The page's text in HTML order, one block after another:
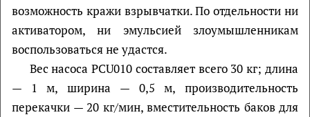
возможность кражи взрывчатки. По отдельности ни
активатором, ни эмульсией злоумышленникам
воспользоваться не удастся.
Вес насоса PCU010 составляет всего 30 кг; длина
— 1 м, ширина — 0,5 м, производительность
перекачки — 20 кг/мин, вместительность баков для